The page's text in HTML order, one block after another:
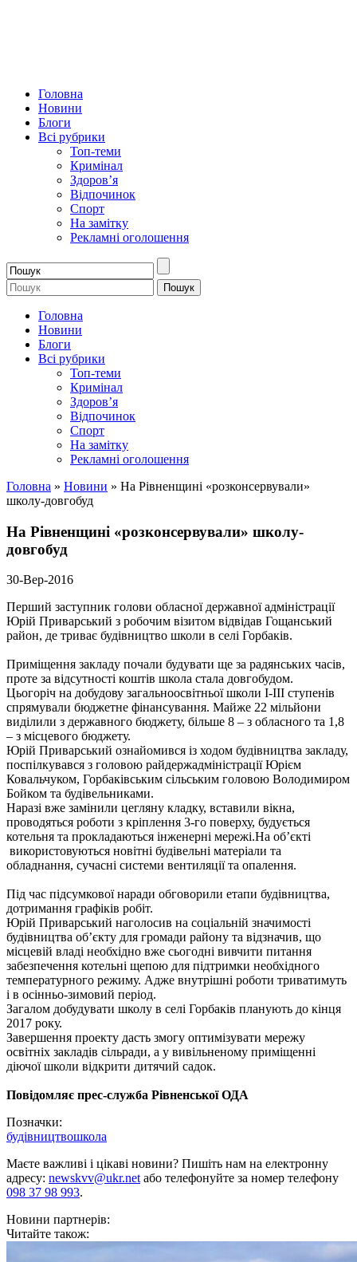
Головна
Новини
Блоги
Всі рубрики
Топ-теми
Кримінал
Здоров’я
Відпочинок
Спорт
На замітку
Рекламні оголошення
Головна
Новини
Блоги
Всі рубрики
Топ-теми
Кримінал
Здоров’я
Відпочинок
Спорт
На замітку
Рекламні оголошення
Головна » Новини » На Рівненщині «розконсервували»
школу-довгобуд
На Рівненщині «розконсервували» школу-
довгобуд
30-Вер-2016
Перший заступник голови обласної державної адміністрації
Юрій Приварський з робочим візитом відвідав Гощанський
район, де триває будівництво школи в селі Горбаків.
Приміщення закладу почали будувати ще за радянських часів,
проте за відсутності коштів школа стала довгобудом.
Цьогоріч на добудову загальноосвітньої школи І-ІІІ ступенів
спрямували бюджетне фінансування. Майже 22 мільйони
виділили з державного бюджету, більше 8 – з обласного та 1,8
– з місцевого бюджету.
Юрій Приварський ознайомився із ходом будівництва закладу,
поспілкувався з головою райдержадміністрації Юрієм
Ковальчуком, Горбаківським сільським головою Володимиром
Бойком та будівельниками.
Наразі вже замінили цегляну кладку, вставили вікна,
проводяться роботи з кріплення 3-го поверху, будується
котельня та прокладаються інженерні мережі.На об’єкті
використовуються новітні будівельні матеріали та
обладнання, сучасні системи вентиляції та опалення.
Під час підсумкової наради обговорили етапи будівництва,
дотримання графіків робіт.
Юрій Приварський наголосив на соціальній значимості
будівництва об’єкту для громади району та відзначив, що
місцевій владі необхідно вже сьогодні вивчити питання
забезпечення котельні щепою для підтримки необхідного
температурного режиму. Адже внутрішні роботи триватимуть
і в осінньо-зимовий період.
Загалом добудувати школу в селі Горбаків планують до кінця
2017 року.
Завершення проекту дасть змогу оптимізувати мережу
освітніх закладів сільради, а у вивільненому приміщенні
діючої школи відкрити дитячий садок.
Повідомляє прес-служба Рівненської ОДА
Позначки:
будівництвошкола
Маєте важливі і цікаві новини? Пишіть нам на електронну
адресу: newskvv@ukr.netабо телефонуйте за номер телефону
098 37 98 993.
Новини партнерів:
Читайте також: